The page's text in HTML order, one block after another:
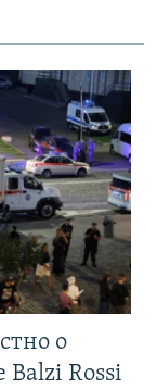
о
Balzi Rossi